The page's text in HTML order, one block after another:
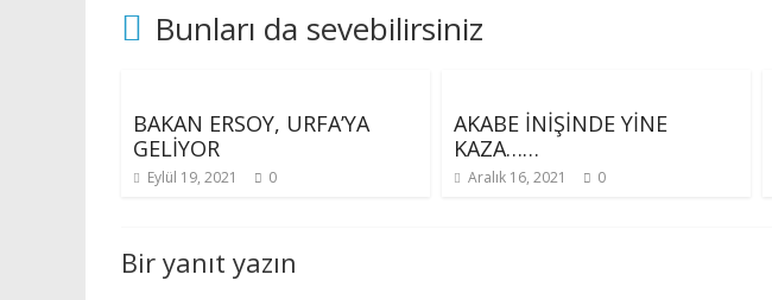
Bunları da sevebilirsiniz
BAKAN ERSOY, URFA’YA
GELİYOR
Eylül 19, 2021 0
AKABE İNİŞİNDE YİNE
KAZA……
Aralık 16, 2021 0
Bir yanıt yazın